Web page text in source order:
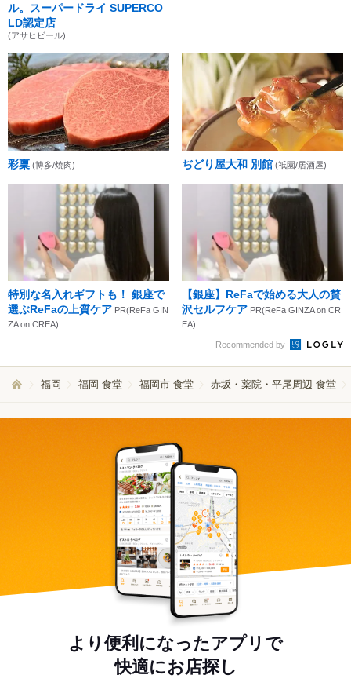
ル。スーパードライ SUPERCO
LD認定店
(アサヒビール)
彩稟 (博多/焼肉) ぢどり屋大和 別館 (祇園/居酒屋)
特別な名入れギフトも！ 銀座で
選ぶReFaの上質ケア PR(ReFa GIN
ZA on CREA)
【銀座】ReFaで始める大人の贅
沢セルフケア PR(ReFa GINZA on CR
EA)
Recommended by
福岡 福岡 食堂 福岡市 食堂 赤坂・薬院・平尾周辺 食堂
より便利になったアプリで
快適にお店探し